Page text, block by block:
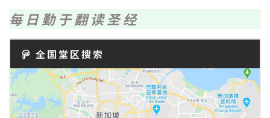
每日勤于翻读圣经
全国堂区搜索